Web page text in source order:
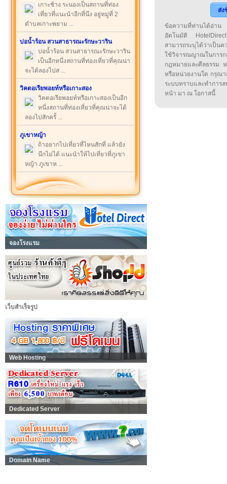
เกาะช้าง ระนองเป็นสถานที่ท่อง
เที่ยวที่แนะนำอีกที่นึง อยู่หมู่ที่ 2
ตำบลเกาะพยาม ...
บ่อน้ำร้อน สวนสาธารณะรักษะวาริน
บ่อน้ำร้อน สวนสาธารณะรักษะวาริน
เป็นอีกหนึ่งสถานที่ท่องเที่ยวที่คุณน่า
จะได้ลองไปส ...
วิคตอเรียพอยท์หรือเกาะสอง
วิคตอเรียพอยท์หรือเกาะสองเป็นอีก
หนึ่งสถานที่ท่องเที่ยวที่คุณน่าจะได้
ลองไปสักครั้ ...
ภูเขาหญ้า
ถ้าอยากไปเที่ยวที่ไหนสักที่ แล้วยัง
นึกไม่ได้ แนะนำให้ไปเที่ยวที่ภูเขา
หญ้า ภูเขาห ...
จองโรงแรม
เว็บสำเร็จรูป
Web Hosting
Dedicated Server
Domain Name
ส่ง
ข้อความที่ท่านได้อ่าน
อัตโนมัติ
สามารถระบุได้ว่าเป็น
ใช้วิจารณญาณในกา
กฎหมายและศีลธรรม
หรือหน่วยงานใด กรุณา
ระบบทราบและทำกา
หน้า มา ณ โอกาสนี้